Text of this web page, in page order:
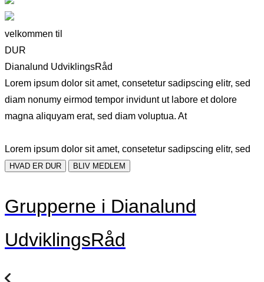
velkommen til
DUR
Dianalund UdviklingsRåd
Lorem ipsum dolor sit amet, consetetur sadipscing elitr, sed
diam nonumy eirmod tempor invidunt ut labore et dolore
magna aliquyam erat, sed diam voluptua. At
Lorem ipsum dolor sit amet, consetetur sadipscing elitr, sed
HVAD ER DUR BLIV MEDLEM
Grupperne i Dianalund
UdviklingsRåd